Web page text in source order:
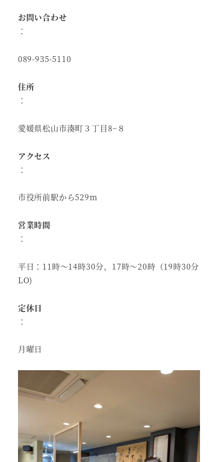
お問い合わせ
：
089-935-5110
住所
：
愛媛県松山市湊町３丁目8−８
アクセス
：
市役所前駅から529m
営業時間
：
平日：11時～14時30分、17時～20時（19時30分
LO)
定休日
：
月曜日